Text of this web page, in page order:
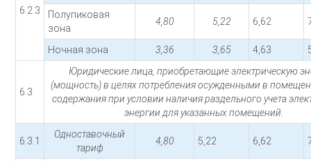
6.2.3
Полупиковая
зона
4,80 5,22 6,62
Ночная зона 3,36 3,65 4,63
6.3
Юридические лица, приобретающие электрическую
(мощность) в целях потребления осужденными в
содержания при условии наличия раздельного учета
энергии для указанных помещений.
6.3.1
Одноставочный
тариф
4,80 5,22 6,62